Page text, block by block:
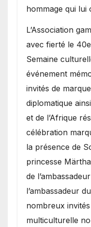
hommage qui lui
​L’Association
avec fierté le
Semaine
événement
invités de
diplomatique
et de l’Afrique
célébration
la présence de
princesse
de
l’ambassadeur
nombreux
multiculturelle